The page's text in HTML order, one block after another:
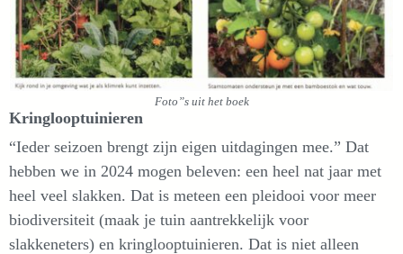
Foto”s uit het boek
Kringlooptuinieren
“Ieder seizoen brengt zijn eigen uitdagingen mee.” Dat
hebben we in 2024 mogen beleven: een heel nat jaar met
heel veel slakken. Dat is meteen een pleidooi voor meer
biodiversiteit (maak je tuin aantrekkelijk voor
slakkeneters) en kringlooptuinieren. Dat is niet alleen